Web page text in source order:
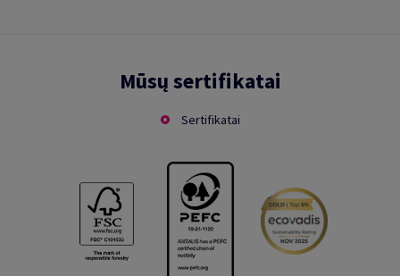
Mūsų sertifikatai
Sertifikatai